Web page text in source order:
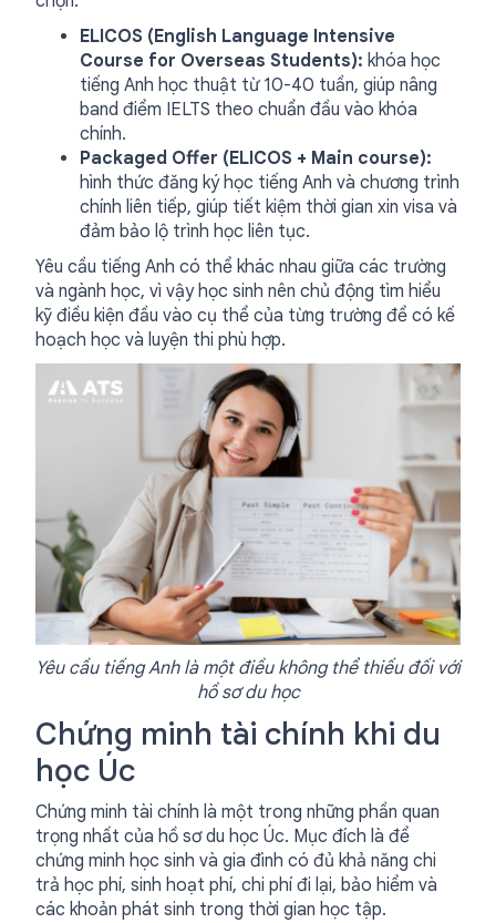
ELICOS (English Language Intensive
Course for Overseas Students): khóa học
tiếng Anh học thuật từ 10-40 tuần, giúp nâng
band điểm IELTS theo chuẩn đầu vào khóa
chính.
Packaged Offer (ELICOS + Main course):
hình thức đăng ký học tiếng Anh và chương trình
chính liên tiếp, giúp tiết kiệm thời gian xin visa và
đảm bảo lộ trình học liên tục.
Yêu cầu tiếng Anh có thể khác nhau giữa các trường
và ngành học, vì vậy học sinh nên chủ động tìm hiểu
kỹ điều kiện đầu vào cụ thể của từng trường để có kế
hoạch học và luyện thi phù hợp.
Yêu cầu tiếng Anh là một điều không thể thiếu đối với
hồ sơ du học
Chứng minh tài chính khi du
học Úc
Chứng minh tài chính là một trong những phần quan
trọng nhất của hồ sơ du học Úc. Mục đích là để
chứng minh học sinh và gia đình có đủ khả năng chi
trả học phí, sinh hoạt phí, chi phí đi lại, bảo hiểm và
các khoản phát sinh trong thời gian học tập.